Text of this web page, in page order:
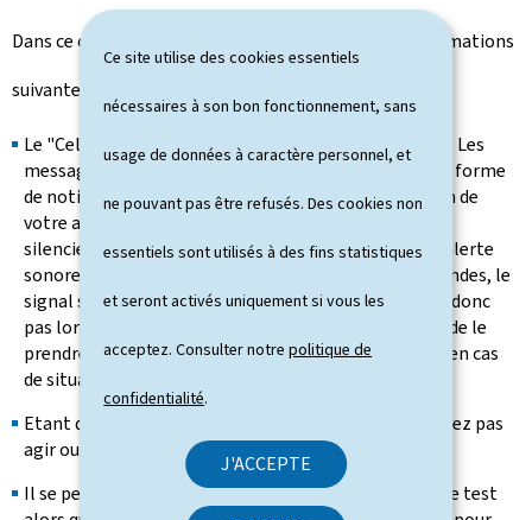
Ce site utilise des cookies essentiels
nécessaires à son bon fonctionnement, sans
usage de données à caractère personnel, et
ne pouvant pas être refusés. Des cookies non
essentiels sont utilisés à des fins statistiques
et seront activés uniquement si vous les
acceptez. Consulter notrepolitique de
confidentialité.
J'ACCEPTE
Dans ce contexte, nous tenons à vous fournir les informations
suivantes:
Le "Cell Broadcast" est un canal d'alerte très intrusif. Les
messages transmis par "
Cell Broadcast
" prennent la forme
de notifications prioritaires qui s'affichent sur l'écran de
votre appareil mobile même si celui-ci est en mode
silencieux ou verrouillé, et sont accompagnés d'une alerte
sonore ainsi que d'une vibration. Après quelques secondes, le
signal sonore s'arrête de lui-même. Ne vous effrayez donc
pas lors de la réception du message d'alerte. Il suffit de le
prendre comme un exercice pour être mieux préparé en cas
de situation réelle.
Etant donné qu'il s'agit d'une alerte test, vous ne devez pas
agir ou adopter un comportement particulier.
Il se peut que vous ne receviez pas le message d'alerte test